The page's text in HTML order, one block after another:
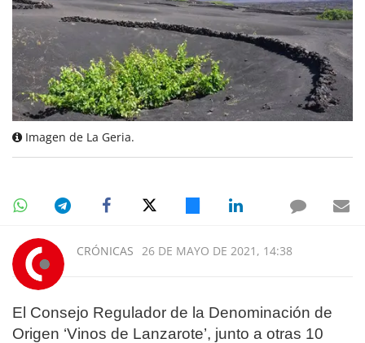
Imagen de La Geria.
CRÓNICAS 26 DE MAYO DE 2021, 14:38
El Consejo Regulador de la Denominación de
Origen ‘Vinos de Lanzarote’, junto a otras 10